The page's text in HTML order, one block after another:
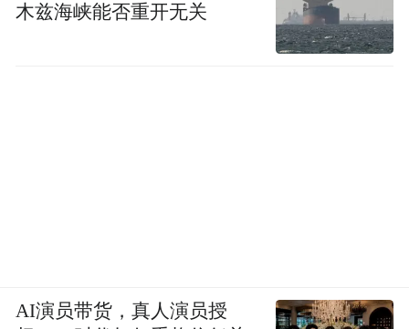
木兹海峡能否重开无关
AI演员带货，真人演员授